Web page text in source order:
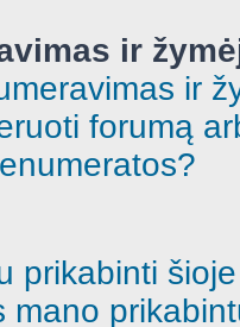
ir
ir
forumą
prikabinti
mano